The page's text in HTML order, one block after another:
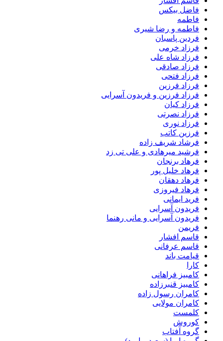
فاضل بیکس
فاطمه
فاطمه و رضا شیری
فردین پاسبان
فرزاد خرمی
فرزاد شاه علی
فرزاد صادقى
فرزاد فتحی
فرزاد فرزین
فرزاد فرزین و فریدون آسرایی
فرزاد کیان
فرزاد نصرتی
فرزاد نوری
فرزین کاتب
فرشاد شریف زاده
فرشید میرهادی و علی تی زد
فرهاد برنجان
فرهاد خلیل پور
فرهاد دهقان
فرهاد فیروزی
فرید ایمانی
فریدون آسرایی
فریدون آسرایی و مانی رهنما
فریمن
قاسم افشار
قاسم عرفانی
قیامت باند
کارا
کامبیز فراهانی
کامبیز قنبرزاده
کامران رسول زاده
کامران مولایی
کلمست
کوروش
گروه آفتاب